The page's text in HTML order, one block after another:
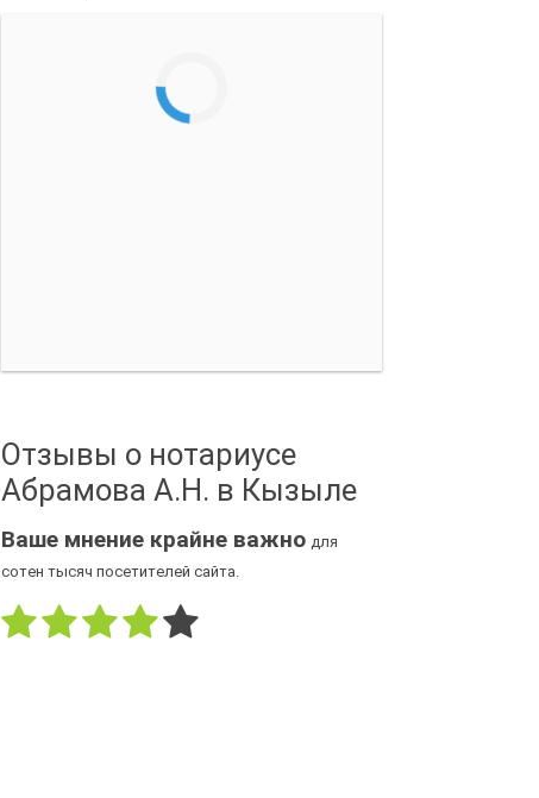
Отзывы о нотариусе
Абрамова А.Н. в Кызыле
Ваше мнение крайне важно для
сотен тысяч посетителей сайта.